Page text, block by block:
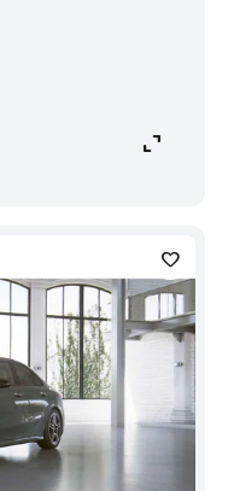
expand_content
favorite